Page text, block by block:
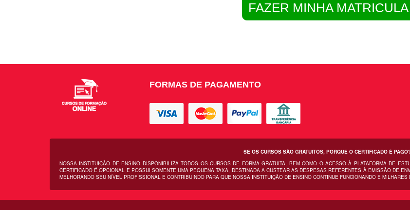
FAZER MINHA
FORMAS DE PAGAMENTO
SE OS CURSOS SÃO GRATUITOS, PORQUE O CERTIFICADO É
NOSSA INSTITUIÇÃO DE ENSINO DISPONIBILIZA TODOS OS CURSOS DE FORMA GRATUITA, BEM COMO O ACESSO À PLATAFORMA DE
CERTIFICADO É OPCIONAL E POSSUI SOMENTE UMA PEQUENA TAXA, DESTINADA A CUSTEAR AS DESPESAS REFERENTES À EMISSÃO DE
MELHORANDO SEU NÍVEL PROFISSIONAL E CONTRIBUINDO PARA QUE NOSSA INSTITUIÇÃO DE ENSINO CONTINUE FUNCIONANDO E